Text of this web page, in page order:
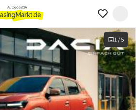
1/5